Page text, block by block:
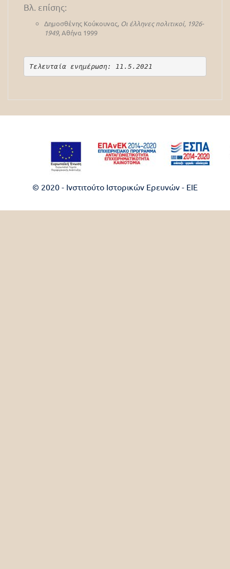
Βλ. επίσης:
Δημοσθένης Κούκουνας, Οι έλληνες πολιτικοί, 1926-
1949, Αθήνα 1999
Τελευταία ενημέρωση: 11.5.2021
© 2020 - Ινστιτούτο Ιστορικών Ερευνών - EIE